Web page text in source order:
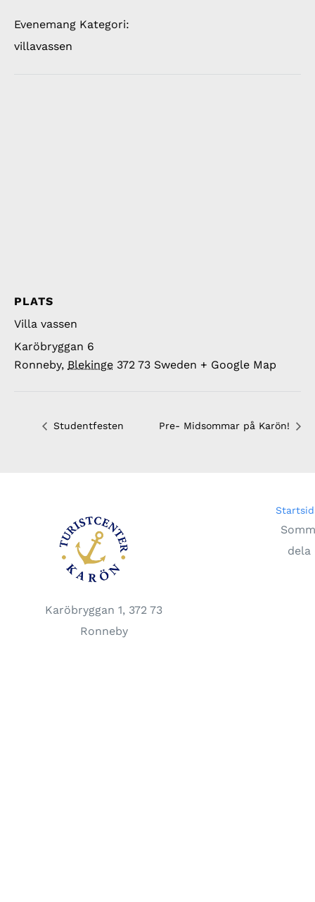
Evenemang Kategori:
villavassen
PLATS
Villa vassen
Karöbryggan 6
Ronneby, Blekinge 372 73 Sweden + Google Map
Studentfesten Pre- Midsommar på Karön!
Karöbryggan 1, 372 73
Ronneby
dela